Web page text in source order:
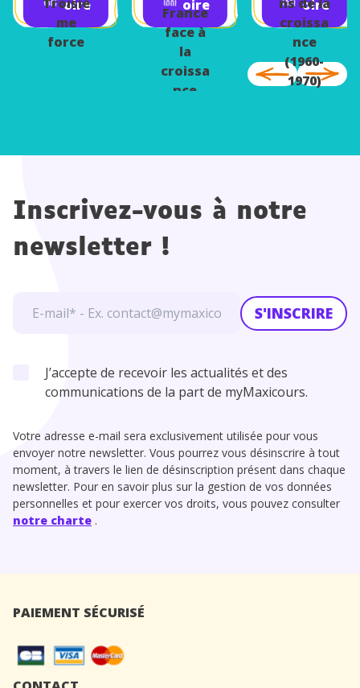
oire
me
force
oire
France
face à
la
croissa
nce
oire
croissa
nce
(1960-
1970)
Inscrivez-vous à notre
newsletter !
S'INSCRIRE
J’accepte de recevoir les actualités et des
communications de la part de myMaxicours.
Votre adresse e-mail sera exclusivement utilisée pour vous
envoyer notre newsletter. Vous pourrez vous désinscrire à tout
moment, à travers le lien de désinscription présent dans chaque
newsletter. Pour en savoir plus sur la gestion de vos données
personnelles et pour exercer vos droits, vous pouvez consulter
notre charte .
PAIEMENT SÉCURISÉ